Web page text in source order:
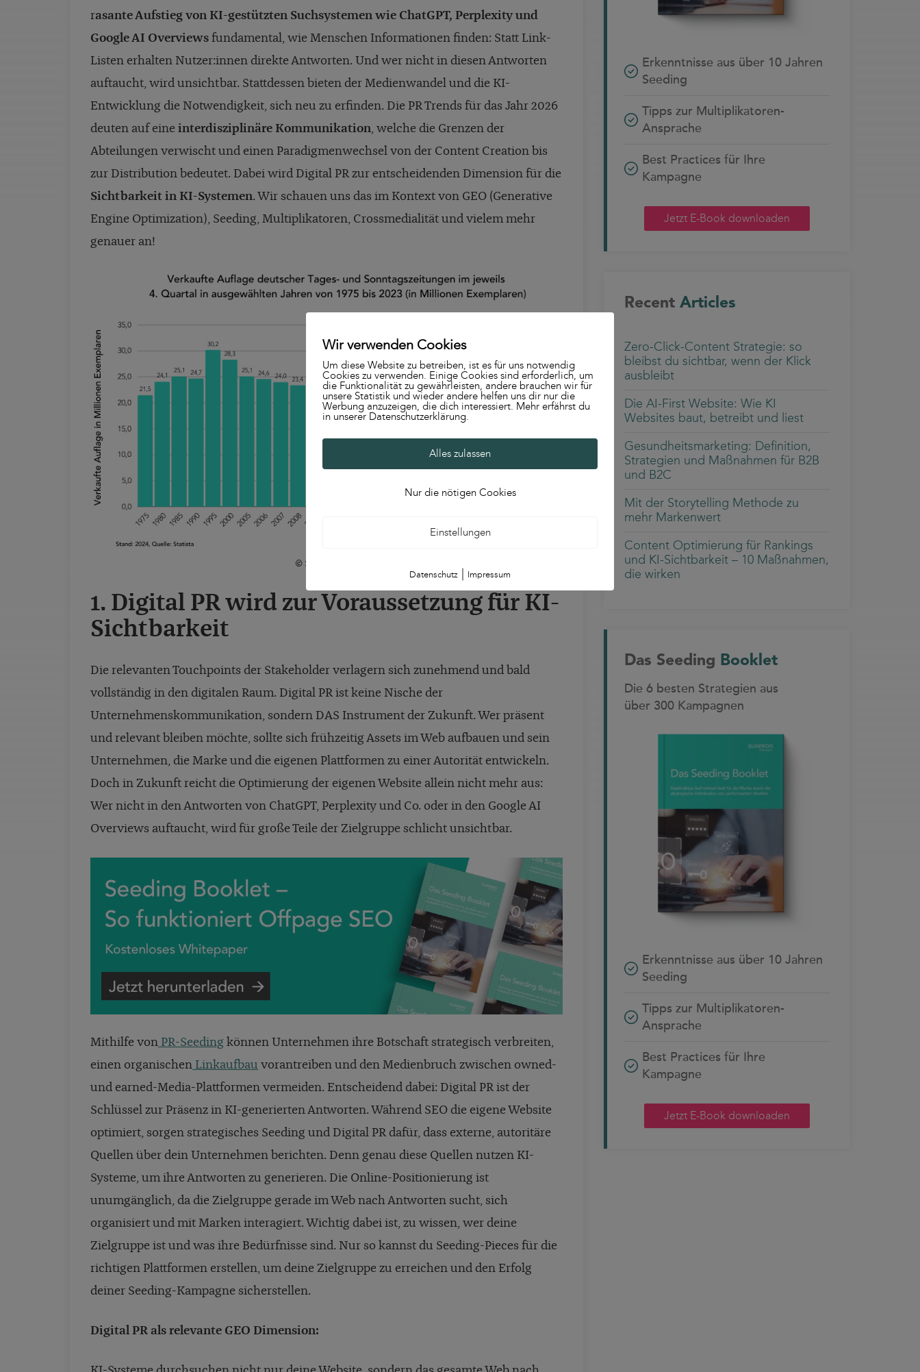
rasante Aufstieg von KI-gestützten Suchsystemen wie ChatGPT, Perplexity und
Google AI Overviews fundamental, wie Menschen Informationen finden: Statt Link-
Listen erhalten Nutzer:innen direkte Antworten. Und wer nicht in diesen Antworten
auftaucht, wird unsichtbar. Stattdessen bieten der Medienwandel und die KI-
Entwicklung die Notwendigkeit, sich neu zu erfinden. Die PR Trends für das Jahr 2026
deuten auf eine interdisziplinäre Kommunikation, welche die Grenzen der
Abteilungen verwischt und einen Paradigmenwechsel von der Content Creation bis
zur Distribution bedeutet. Dabei wird Digital PR zur entscheidenden Dimension für die
Sichtbarkeit in KI-Systemen. Wir schauen uns das im Kontext von GEO (Generative
Engine Optimization), Seeding, Multiplikatoren, Crossmedialität und vielem mehr
genauer an!
© Statista
1. Digital PR wird zur Voraussetzung für KI-
Sichtbarkeit
Die relevanten Touchpoints der Stakeholder verlagern sich zunehmend und bald
vollständig in den digitalen Raum. Digital PR ist keine Nische der
Unternehmenskommunikation, sondern DAS Instrument der Zukunft. Wer präsent
und relevant bleiben möchte, sollte sich frühzeitig Assets im Web aufbauen und sein
Unternehmen, die Marke und die eigenen Plattformen zu einer Autorität entwickeln.
Doch in Zukunft reicht die Optimierung der eigenen Website allein nicht mehr aus:
Wer nicht in den Antworten von ChatGPT, Perplexity und Co. oder in den Google AI
Overviews auftaucht, wird für große Teile der Zielgruppe schlicht unsichtbar.
Mithilfe von PR-Seeding können Unternehmen ihre Botschaft strategisch verbreiten,
einen organischen Linkaufbau vorantreiben und den Medienbruch zwischen owned-
und earned-Media-Plattformen vermeiden. Entscheidend dabei: Digital PR ist der
Schlüssel zur Präsenz in KI-generierten Antworten. Während SEO die eigene Website
optimiert, sorgen strategisches Seeding und Digital PR dafür, dass externe, autoritäre
Quellen über dein Unternehmen berichten. Denn genau diese Quellen nutzen KI-
Systeme, um ihre Antworten zu generieren. Die Online-Positionierung ist
unumgänglich, da die Zielgruppe gerade im Web nach Antworten sucht, sich
organisiert und mit Marken interagiert. Wichtig dabei ist, zu wissen, wer deine
Zielgruppe ist und was ihre Bedürfnisse sind. Nur so kannst du Seeding-Pieces für die
richtigen Plattformen erstellen, um deine Zielgruppe zu erreichen und den Erfolg
deiner Seeding-Kampagne sicherstellen.
Digital PR als relevante GEO Dimension:
Erkenntnisse aus über 10 Jahren
Seeding
Tipps zur Multiplikatoren-
Ansprache
Best Practices für Ihre
Kampagne
Jetzt E-Book downloaden
Recent Articles
Zero-Click-Content Strategie: so
bleibst du sichtbar, wenn der Klick
ausbleibt
Die AI-First Website: Wie KI
Websites baut, betreibt und liest
Gesundheitsmarketing: Definition,
Strategien und Maßnahmen für B2B
und B2C
Mit der Storytelling Methode zu
mehr Markenwert
Content Optimierung für Rankings
und KI-Sichtbarkeit – 10 Maßnahmen,
die wirken
Das Seeding Booklet
Die 6 besten Strategien aus
über 300 Kampagnen
Erkenntnisse aus über 10 Jahren
Seeding
Tipps zur Multiplikatoren-
Ansprache
Best Practices für Ihre
Kampagne
Jetzt E-Book downloaden
Wir verwenden Cookies
Um diese Website zu betreiben, ist es für uns notwendig
Cookies zu verwenden. Einige Cookies sind erforderlich, um
die Funktionalität zu gewährleisten, andere brauchen wir für
unsere Statistik und wieder andere helfen uns dir nur die
Werbung anzuzeigen, die dich interessiert. Mehr erfährst du
in unserer Datenschutzerklärung.
Alles zulassen
Nur die nötigen Cookies
Einstellungen
Datenschutz | Impressum